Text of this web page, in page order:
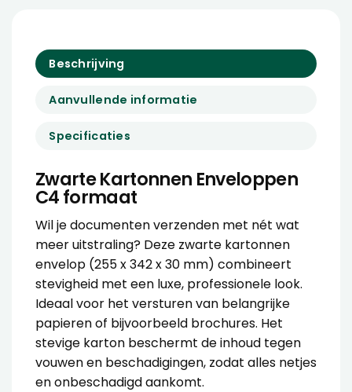
Beschrijving
Aanvullende informatie
Specificaties
Zwarte Kartonnen Enveloppen
C4 formaat
Wil je documenten verzenden met nét wat
meer uitstraling? Deze zwarte kartonnen
envelop (255 x 342 x 30 mm) combineert
stevigheid met een luxe, professionele look.
Ideaal voor het versturen van belangrijke
papieren of bijvoorbeeld brochures. Het
stevige karton beschermt de inhoud tegen
vouwen en beschadigingen, zodat alles netjes
en onbeschadigd aankomt.